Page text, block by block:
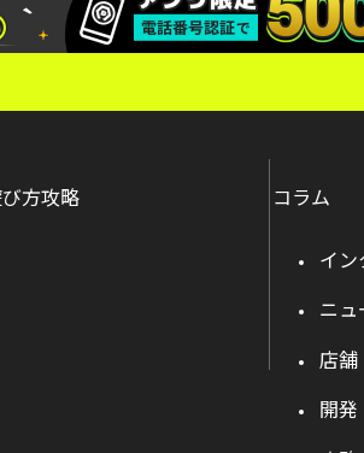
方攻略 コラム
イン
ニュ
店舗
開発